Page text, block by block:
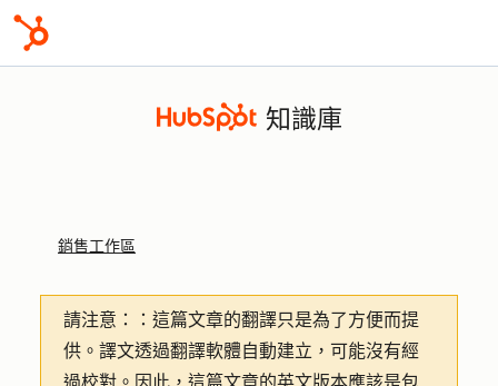
知識庫
銷售工作區
請注意：
：這篇文章的翻譯只是為了方便而提
供。譯文透過翻譯軟體自動建立，可能沒有經
過校對。因此，這篇文章的英文版本應該是包